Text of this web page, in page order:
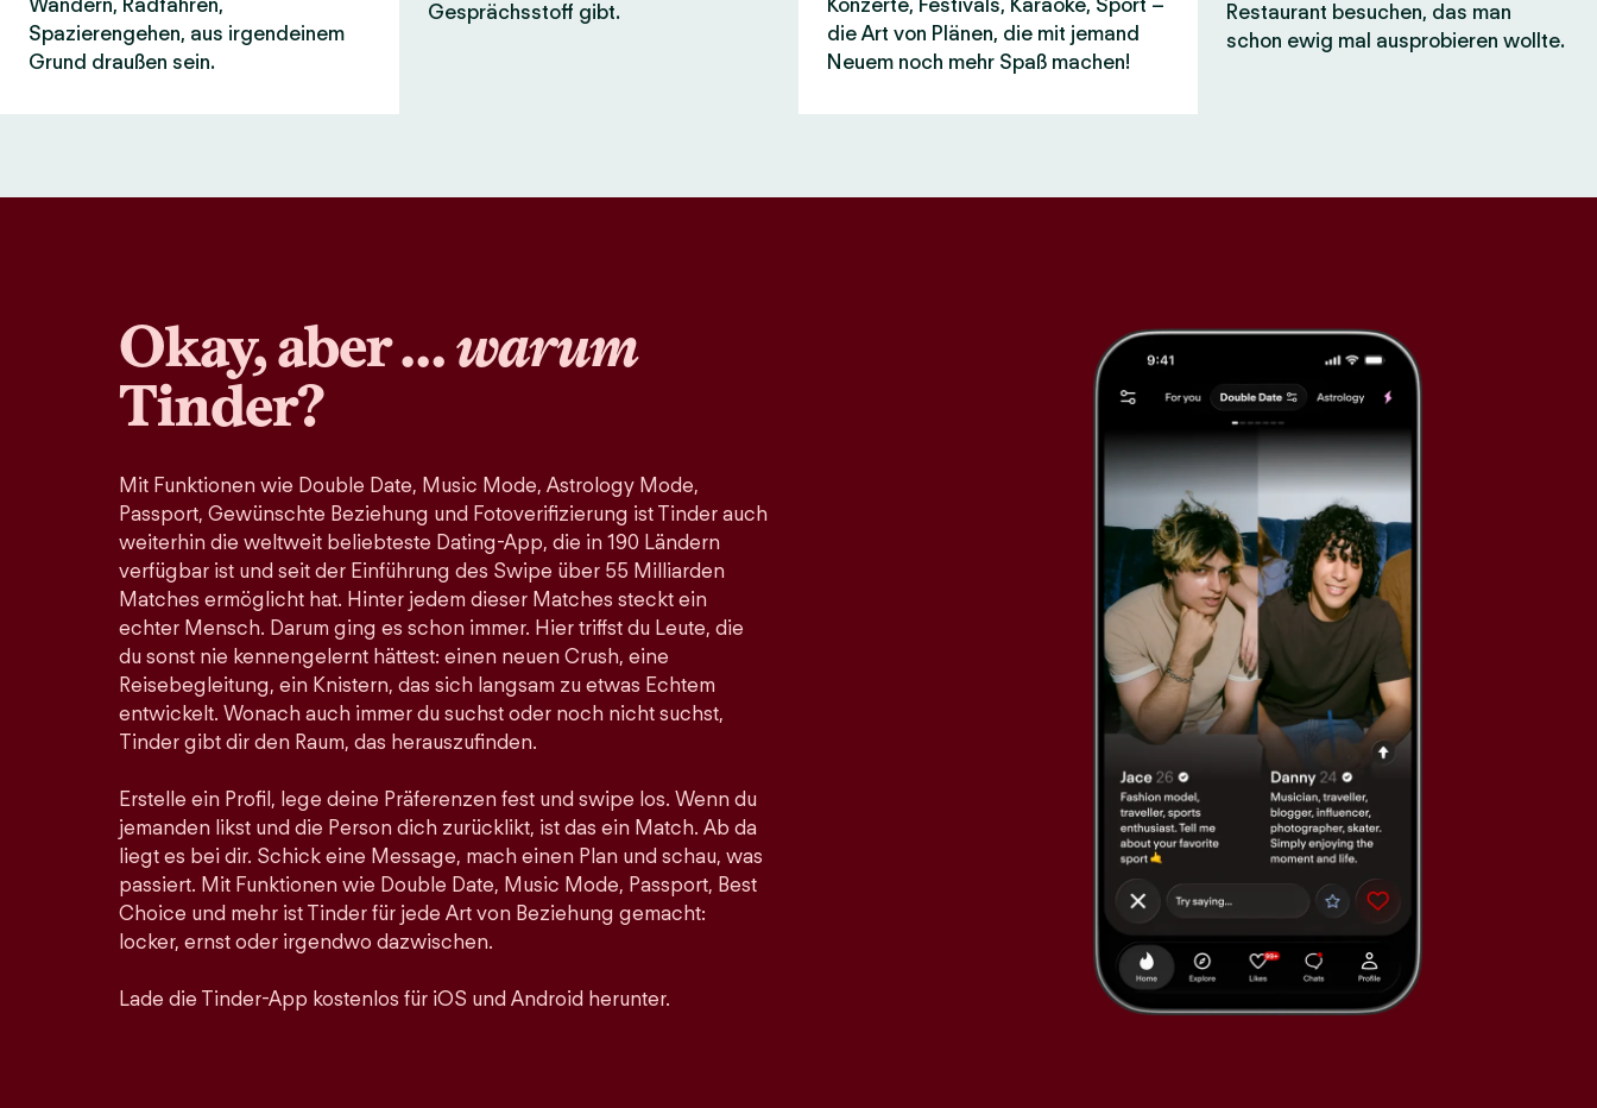
Wandern, Radfahren,
Spazierengehen, aus irgendeinem
Grund draußen sein.
Gesprächsstoff gibt.
Konzerte, Festivals, Karaoke, Sport –
die Art von Plänen, die mit jemand
Neuem noch mehr Spaß machen!
Restaurant besuchen, das man
schon ewig mal ausprobieren wollte.
Okay, aber …warum
Tinder?
Mit Funktionen wie Double Date, Music Mode, Astrology Mode,
Passport, Gewünschte Beziehung und Fotoverifizierung ist Tinder auch
weiterhin die weltweit beliebteste Dating-App, die in 190 Ländern
verfügbar ist und seit der Einführung des Swipe über 55 Milliarden
Matches ermöglicht hat. Hinter jedem dieser Matches steckt ein
echter Mensch. Darum ging es schon immer. Hier triffst du Leute, die
du sonst nie kennengelernt hättest: einen neuen Crush, eine
Reisebegleitung, ein Knistern, das sich langsam zu etwas Echtem
entwickelt. Wonach auch immer du suchst oder noch nicht suchst,
Tinder gibt dir den Raum, das herauszufinden.
Erstelle ein Profil, lege deine Präferenzen fest und swipe los. Wenn du
jemanden likst und die Person dich zurücklikt, ist das ein Match. Ab da
liegt es bei dir. Schick eine Message, mach einen Plan und schau, was
passiert. Mit Funktionen wie Double Date, Music Mode, Passport, Best
Choice und mehr ist Tinder für jede Art von Beziehung gemacht:
locker, ernst oder irgendwo dazwischen.
Lade die Tinder-App kostenlos für iOS und Android herunter.